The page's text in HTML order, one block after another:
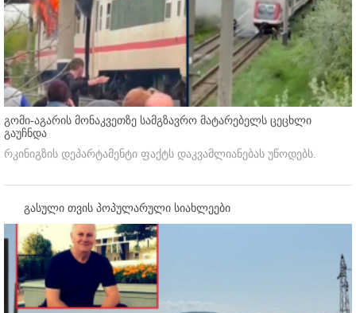
გომი-აგარის მონაკვეთზე სამგზავრო მატარებელს ცეცხლი
გაუჩნდა
რკინიგზის დეპარტამენტი ფაქტს დაკვამლიანებას უწოდებს.
გასული თვის პოპულარული სიახლეები